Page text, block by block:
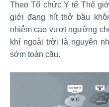
Theo Tổ chức Y tế Thế
giới đang hít thở bầu
nhiễm cao vượt ngưỡng
khí ngoài trời là nguyên
sớm toàn cầu.